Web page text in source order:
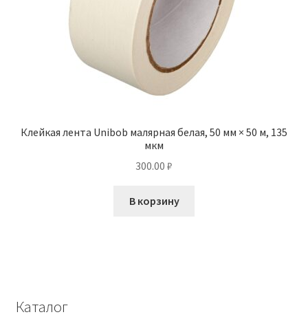
Клейкая лента Unibob малярная белая, 50 мм × 50 м, 135
мкм
300.00 ₽
В корзину
Каталог